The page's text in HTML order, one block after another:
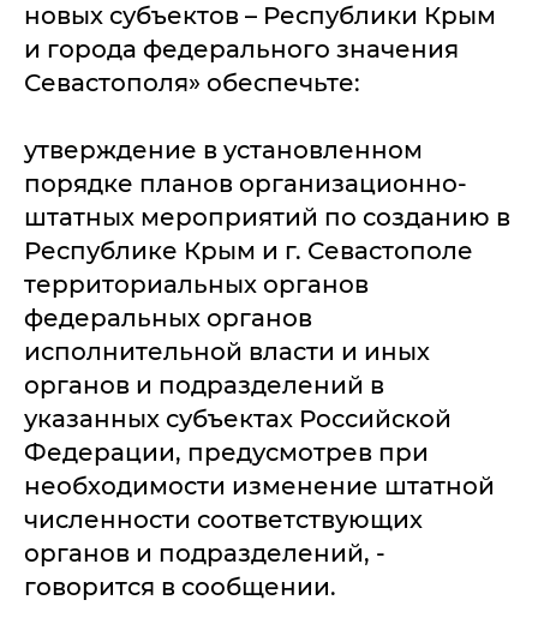
новых субъектов – Республики Крым
и города федерального значения
Севастополя» обеспечьте:
утверждение в установленном
порядке планов организационно-
штатных мероприятий по созданию в
Республике Крым и г. Севастополе
территориальных органов
федеральных органов
исполнительной власти и иных
органов и подразделений в
указанных субъектах Российской
Федерации, предусмотрев при
необходимости изменение штатной
численности соответствующих
органов и подразделений, -
говорится в сообщении.